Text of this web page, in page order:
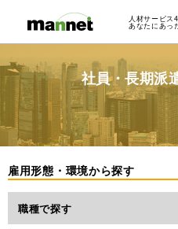
人材サービ
あなたにあっ
社員・長期派
雇用形態・環境から探す
職種で探す